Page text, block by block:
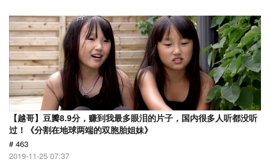
【越哥】豆瓣8.9分，赚到我最多眼泪的片子，国内很多人听都没听
过！《分割在地球两端的双胞胎姐妹》
# 463
2019-11-25 07:37